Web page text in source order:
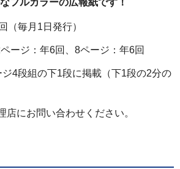
（毎月1日発行）
ージ：年6回、8ページ：年6回
4段組の下1段に掲載（下1段の2分の
店にお問い合わせください。